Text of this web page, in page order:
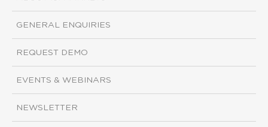
GENERAL ENQUIRIES
REQUEST DEMO
EVENTS & WEBINARS
NEWSLETTER